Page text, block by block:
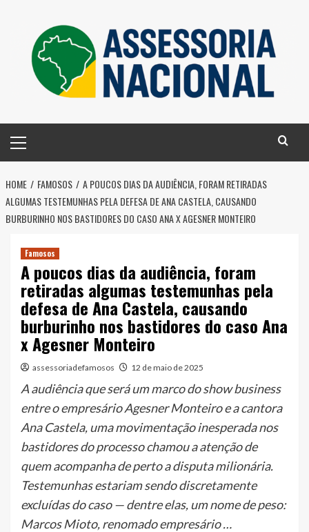
content
Menu
HOME FAMOSOS
A POUCOS DIAS DA AUDIÊNCIA, FORAM RETIRADAS
ALGUMAS TESTEMUNHAS PELA DEFESA DE ANA CASTELA, CAUSANDO
BURBURINHO NOS BASTIDORES DO CASO ANA X AGESNER MONTEIRO
Famosos
A poucos dias da audiência, foram
retiradas algumas testemunhas pela
defesa de Ana Castela, causando
burburinho nos bastidores do caso Ana
x Agesner Monteiro
assessoriadefamosos 12 de maio de 2025
A audiência que será um marco do show business
entre o empresário Agesner Monteiro e a cantora
Ana Castela, uma movimentação inesperada nos
bastidores do processo chamou a atenção de
quem acompanha de perto a disputa milionária.
Testemunhas estariam sendo discretamente
excluídas do caso — dentre elas, um nome de peso:
Marcos Mioto, renomado empresário …